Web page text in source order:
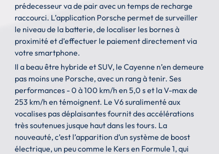
prédecesseur va de pair avec un temps de recharge
raccourci. L’application Porsche permet de surveiller
le niveau de la batterie, de localiser les bornes à
proximité et d’effectuer le paiement directement via
votre smartphone.
Il a beau être hybride et SUV, le Cayenne n’en demeure
pas moins une Porsche, avec un rang à tenir. Ses
performances - 0 à 100 km/h en 5,0 s et la V-max de
253 km/h en témoignent. Le V6 suralimenté aux
vocalises pas déplaisantes fournit des accélérations
très soutenues jusque haut dans les tours. La
nouveauté, c’est l’apparition d’un système de boost
électrique, un peu comme le Kers en Formule 1, qui